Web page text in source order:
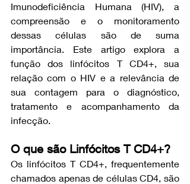
Imunodeficiência Humana (HIV), a
compreensão e o monitoramento
dessas células são de suma
importância. Este artigo explora a
função dos linfócitos T CD4+, sua
relação com o HIV e a relevância de
sua contagem para o diagnóstico,
tratamento e acompanhamento da
infecção.
O que são Linfócitos T CD4+?
Os linfócitos T CD4+, frequentemente
chamados apenas de células CD4, são